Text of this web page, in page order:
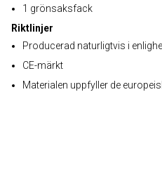
1 grönsaksfack
Riktlinjer
Producerad naturligtvis i
CE-märkt
Materialen uppfyller de